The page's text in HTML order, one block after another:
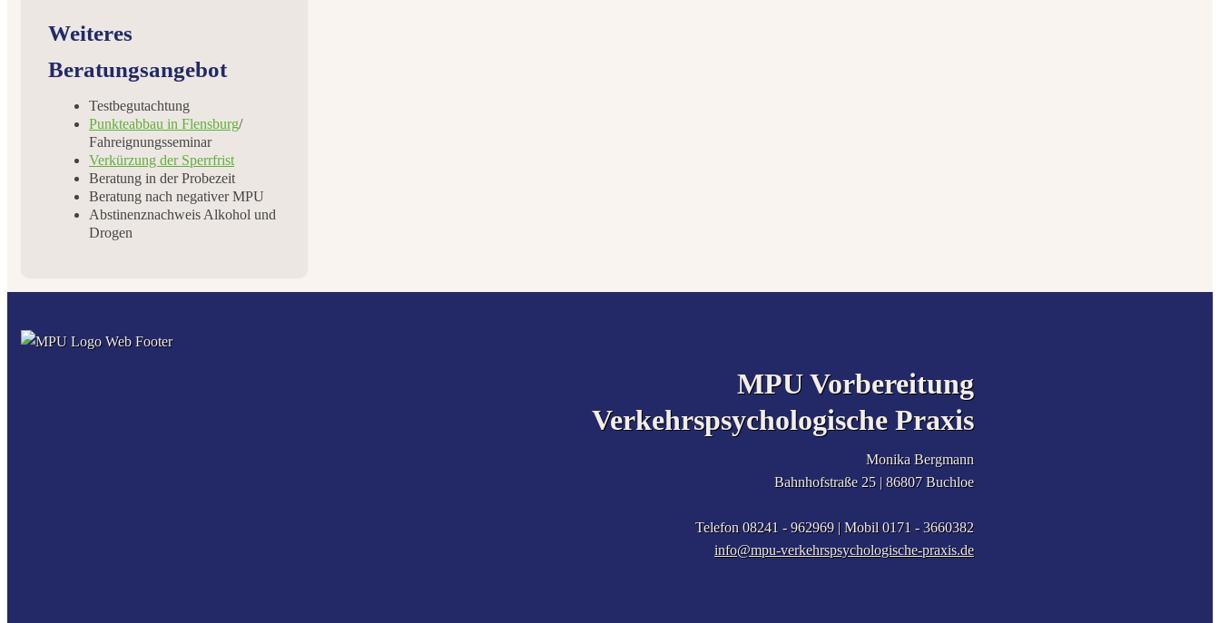
Weiteres
Beratungsangebot
Testbegutachtung
Punkteabbau in Flensburg/
Fahreignungsseminar
Verkürzung der Sperrfrist
Beratung in der Probezeit
Beratung nach negativer MPU
Abstinenznachweis Alkohol und
Drogen
MPU Vorbereitung
Verkehrspsychologische Praxis
Monika Bergmann
Bahnhofstraße 25 | 86807Buchloe
Telefon 08241 - 962969| Mobil 0171 - 3660382
info@mpu-verkehrspsychologische-praxis.de